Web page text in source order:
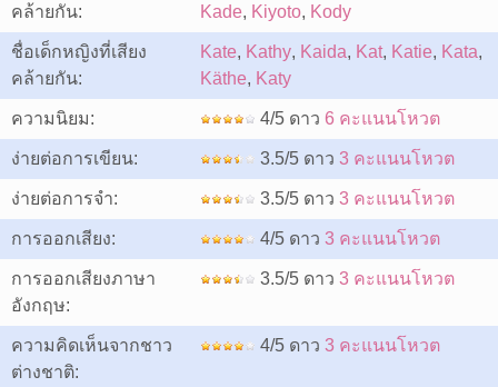
คล้ายกัน:
Kade, Kiyoto, Kody
ชื่อเด็กหญิงที่เสียง
คล้ายกัน:
Kate, Kathy, Kaida, Kat, Katie, Kata,
Käthe, Katy
ความนิยม: 4/5 ดาว 6 คะแนนโหวต
ง่ายต่อการเขียน: 3.5/5 ดาว 3 คะแนนโหวต
ง่ายต่อการจำ: 3.5/5 ดาว 3 คะแนนโหวต
การออกเสียง: 4/5 ดาว 3 คะแนนโหวต
การออกเสียงภาษา
อังกฤษ:
3.5/5 ดาว 3 คะแนนโหวต
ความคิดเห็นจากชาว
ต่างชาติ:
4/5 ดาว 3 คะแนนโหวต